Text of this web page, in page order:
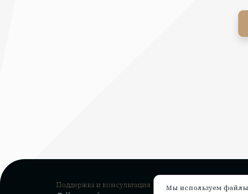
Поддержка и консультация
Мы используем